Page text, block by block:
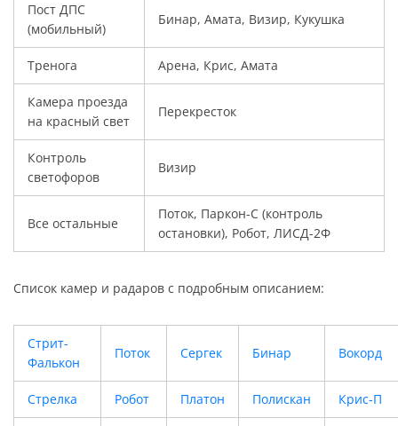
Пост ДПС
(мобильный)
Бинар, Амата, Визир, Кукушка
Тренога Арена, Крис, Амата
Камера проезда
на красный свет
Перекресток
Контроль
светофоров
Визир
Все остальные
Поток, Паркон-С (контроль
остановки), Робот, ЛИСД-2Ф
Список камер и радаров с подробным описанием:
Стрит-
Фалькон
Поток Сергек Бинар Вокорд
Стрелка Робот Платон Полискан Крис-П